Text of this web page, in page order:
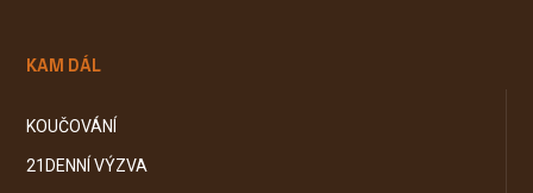
KAM DÁL
KOUČOVÁNÍ
21DENNÍ VÝZVA